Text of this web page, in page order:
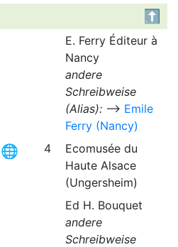
E. Ferry Éditeur à
Nancy
andere
Schreibweise
(Alias):⟶ Emile
Ferry (Nancy)
4
Ecomusée du
Haute Alsace
(Ungersheim)
Ed H. Bouquet
andere
Schreibweise